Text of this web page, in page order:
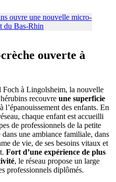
ouverte à
Foch à Lingolsheim, la nouvelle
recouvre une superficie
l’épanouissement des enfants. En
chaque enfant est accueilli
de professionnels de la petite
une ambiance familiale, dans
de vie, de ses besoins vitaux et
Fort d’une expérience de plus
, le réseau propose un large
professionnels diplômés.